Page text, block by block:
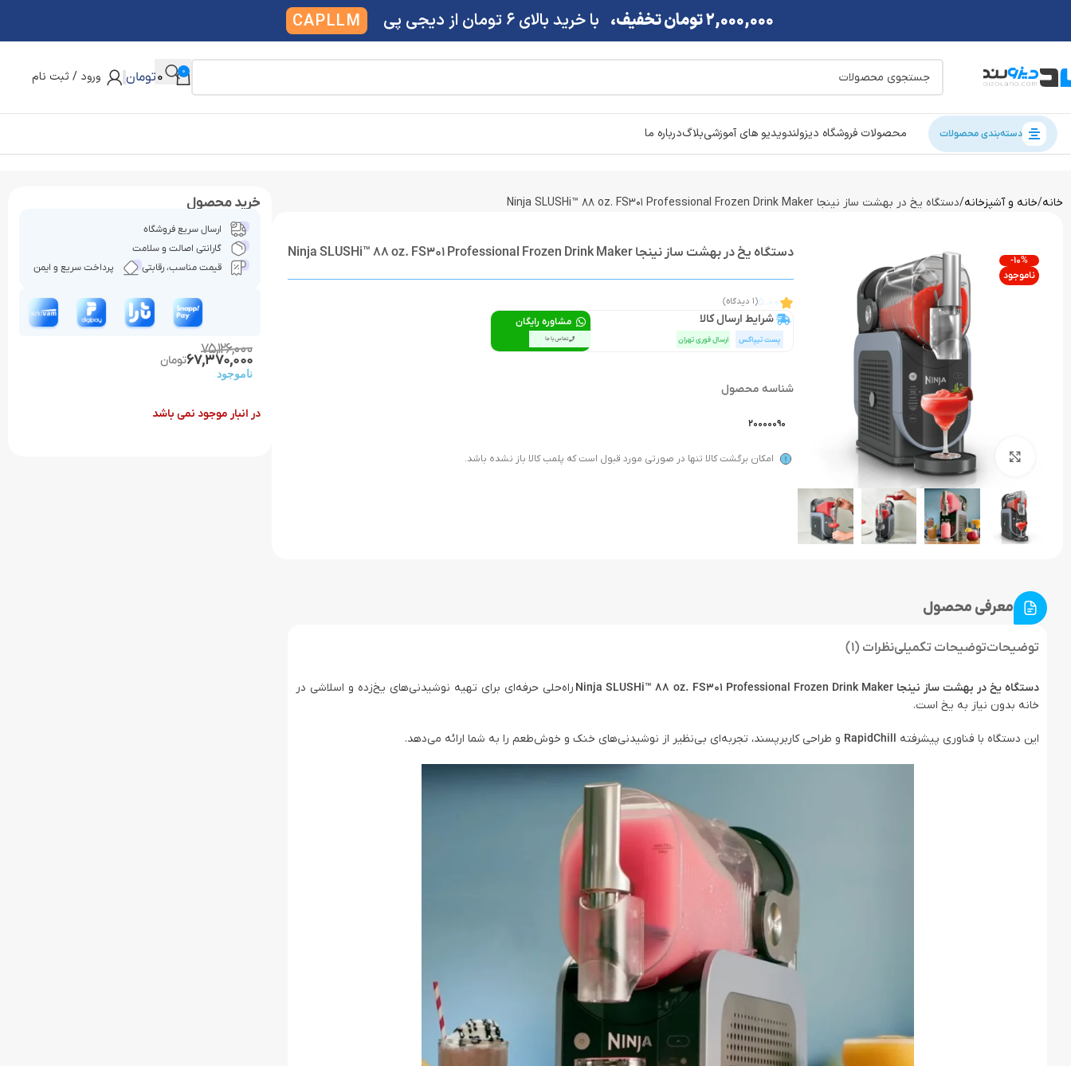
0
0تومان ورود / ثبت نام
دسته‌بندی محصولات محصولات فروشگاه دیزولندویدیو های آموزشیبلاگدرباره ما
خانه خانه و آشپزخانه دستگاه یخ در بهشت ساز نینجا Ninja SLUSHi™ 88 oz. FS301 Professional Frozen Drink Maker
-10%
ناموجود
بزرگنمایی تصویر
دستگاه یخ در بهشت ساز نینجا Ninja SLUSHi™ 88 oz. FS301 Professional Frozen Drink Maker
(1 دیدگاه)
شرایط ارسال کالا
پست تیپاکس ارسال فوری تهران
مشاوره رایگان
تماس با ما
شناسه محصول
20000090
امکان برگشت کالا تنها در صورتی مورد قبول است که پلمب کالا باز نشده باشد.
معرفی محصول
توضیحاتتوضیحات تکمیلینظرات (1)
دستگاه یخ در بهشت ساز نینجا Ninja SLUSHi™ 88 oz. FS301 Professional Frozen Drink Maker
راه‌حلی حرفه‌ای برای تهیه نوشیدنی‌های یخ‌زده و اسلاشی در
خانه بدون نیاز به یخ است.
این دستگاه با فناوری پیشرفته RapidChill و طراحی کاربرپسند، تجربه‌ای بی‌نظیر از نوشیدنی‌های خنک و خوش‌طعم را به شما ارائه می‌دهد.
خرید محصول
ارسال سریع فروشگاه
گارانتی اصالت و سلامت
قیمت مناسب، رقابتی
پرداخت سریع و ایمن
75,126,000
67,370,000تومان
ناموجود
در انبار موجود نمی باشد
2,000,000 تومان تخفیف، با خرید بالای 6 تومان از دیجی پی CAPLLM